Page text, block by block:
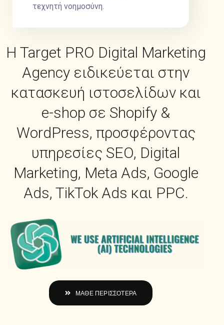
τεχνητή νοημοσύνη.
Η Target PRO Digital Marketing
Agency ειδικεύεται στην
κατασκευή ιστοσελίδων και
e-shop σε Shopify &
WordPress, προσφέροντας
υπηρεσίες SEO, Digital
Marketing, Meta Ads, Google
Ads, TikTok Ads και PPC.
ΜΑΘΕ ΠΕΡΙΣΣΟΤΕΡΑ